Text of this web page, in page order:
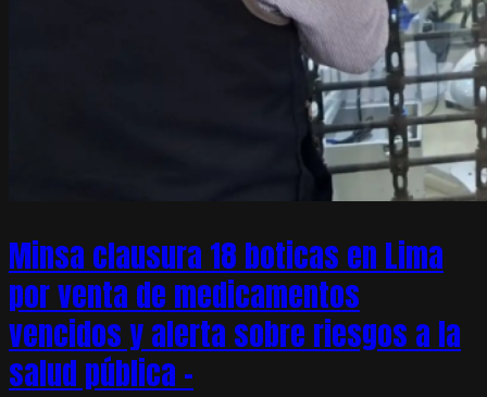
Minsa clausura 18 boticas en Lima
por venta de medicamentos
vencidos y alerta sobre riesgos a la
salud pública –